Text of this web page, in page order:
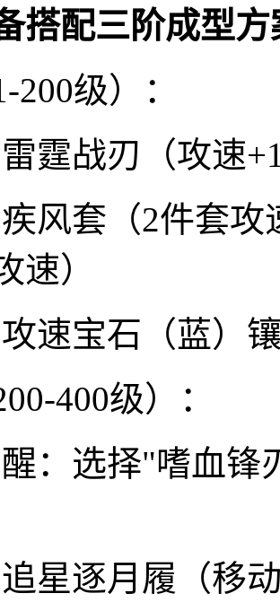
搭配三阶成型方
200级）：
霆战刃（攻速
风套（2件套攻
速）
速宝石（蓝）
400级）：
：选择"嗜血锋
星逐月履（移